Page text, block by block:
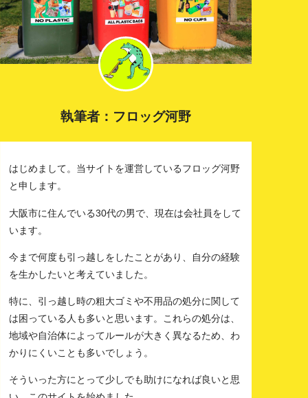
執筆者：フロッグ河野
はじめまして。当サイトを運営しているフロッグ河野
と申します。
大阪市に住んでいる30代の男で、現在は会社員をして
います。
今まで何度も引っ越しをしたことがあり、自分の経験
を生かしたいと考えていました。
特に、引っ越し時の粗大ゴミや不用品の処分に関して
は困っている人も多いと思います。これらの処分は、
地域や自治体によってルールが大きく異なるため、わ
かりにくいことも多いでしょう。
そういった方にとって少しでも助けになれば良いと思